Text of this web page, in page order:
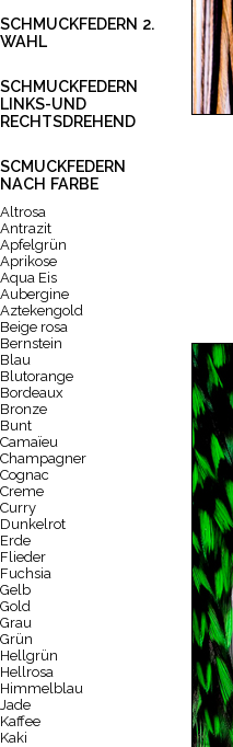
SCHMUCKFEDERN 2.
WAHL
SCHMUCKFEDERN
LINKS-UND
RECHTSDREHEND
SCMUCKFEDERN
NACH FARBE
Altrosa
Antrazit
Apfelgrün
Aprikose
Aqua Eis
Aubergine
Aztekengold
Beige rosa
Bernstein
Blau
Blutorange
Bordeaux
Bronze
Bunt
Camaïeu
Champagner
Cognac
Creme
Curry
Dunkelrot
Erde
Flieder
Fuchsia
Gelb
Gold
Grau
Grün
Hellgrün
Hellrosa
Himmelblau
Jade
Kaffee
Kaki